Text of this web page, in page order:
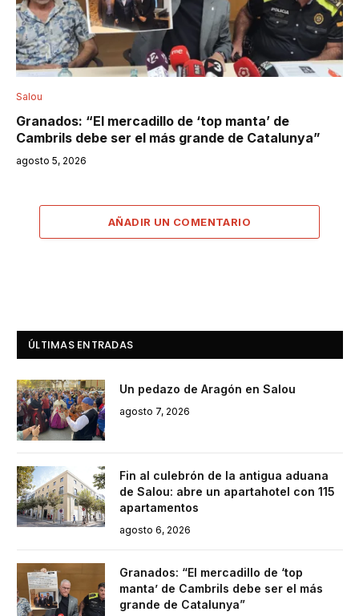
Salou
Granados: “El mercadillo de ‘top manta’ de
Cambrils debe ser el más grande de Catalunya”
agosto 5, 2026
AÑADIR UN COMENTARIO
ÚLTIMAS ENTRADAS
Un pedazo de Aragón en Salou
agosto 7, 2026
Fin al culebrón de la antigua aduana
de Salou: abre un apartahotel con 115
apartamentos
agosto 6, 2026
Granados: “El mercadillo de ‘top
manta’ de Cambrils debe ser el más
grande de Catalunya”